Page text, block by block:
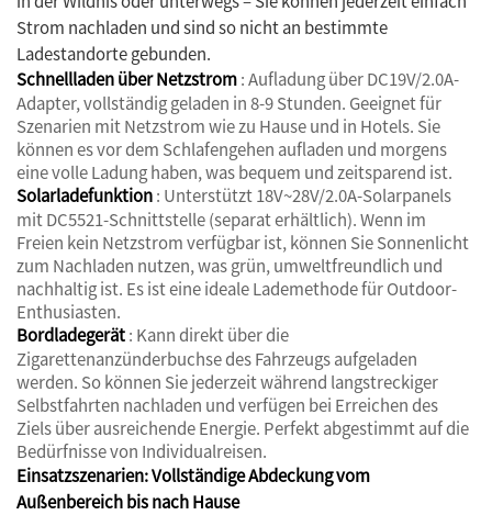
Strom nachladen und sind so nicht an bestimmte
Ladestandorte gebunden.
Schnellladen über Netzstrom: Aufladung über DC19V/2.0A-
Adapter, vollständig geladen in 8-9 Stunden. Geeignet für
Szenarien mit Netzstrom wie zu Hause und in Hotels. Sie
können es vor dem Schlafengehen aufladen und morgens
eine volle Ladung haben, was bequem und zeitsparend ist.
Solarladefunktion: Unterstützt 18V~28V/2.0A-Solarpanels
mit DC5521-Schnittstelle (separat erhältlich). Wenn im
Freien kein Netzstrom verfügbar ist, können Sie Sonnenlicht
zum Nachladen nutzen, was grün, umweltfreundlich und
nachhaltig ist. Es ist eine ideale Lademethode für Outdoor-
Enthusiasten.
Bordladegerät: Kann direkt über die
Zigarettenanzünderbuchse des Fahrzeugs aufgeladen
werden. So können Sie jederzeit während langstreckiger
Selbstfahrten nachladen und verfügen bei Erreichen des
Ziels über ausreichende Energie. Perfekt abgestimmt auf die
Bedürfnisse von Individualreisen.
Einsatzszenarien: Vollständige Abdeckung vom
Außenbereich bis nach Hause